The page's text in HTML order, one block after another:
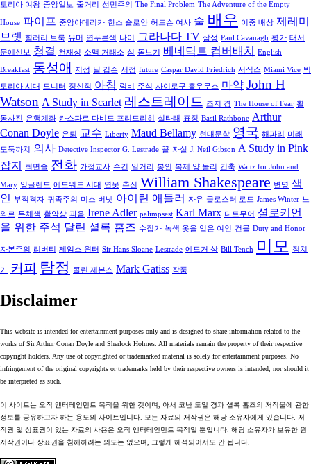
토리아 여왕 중앙일보 줄거리 선민주의 The Final Problem The Adventure of the Empty
House 파이프 중앙아메리카 한스 슬로안 허드슨 여사 술 배우 이중 배상 제레미
브랫 힐러리 브룩 유머 연푸른색 나이 그라나다 TV 삼성 Paul Cavanagh 평가 태서
문예신보
청결 천재성 소맥 거래소 섬 돋보기 베네딕트 컴버배치 English
Breakfast 동성애 지성 닐 깁슨 서점 future Caspar David Friedrich 서식스 Miami Vice 빅
토리아 시대 모니터 정신적 아침 럭비 주석 사이로구 홀우무스 마약 John H
Watson A Study in Scarlet 레스트레이드 조지 경 The House of Fear 활
동사진
은행계좌 카스파르 다비드 프리드리히 실타래 표정 Basil Rathbone Arthur
Conan Doyle 은퇴 교수 Liberty Maud Bellamy 현대문학 영국 해파리
미래
도둑까치
의사 Detective Inspector G. Lestrade 끌 자살 J. Neil Gibson A Study in Pink
잡지
최면술 전화 가정교사 수건 일거리 봉인 복제 양 돌리 건축 Waltz for John and
Mary 잉글랜드 에드워드 시대 연못 추신 William Shakespeare 변명 색
인 부적격자 귀족주의 미스 버넷 아이린 애들러 자유 글로스터 로드 James Winter 느
와르 무채색 활약상 과음 Irene Adler palimpsest Karl Marx 다트무어
셜로키언
을 위한 주석 달린 셜록 홈즈 수집가 녹색 옷을 입은 여인 건물 Duty and Honor
자본주의 리버티 제임스 윈터 Sir Hans Sloane Lestrade 에드거 상 Bill Tench 미모 정치
가 커피 탐정 콜린 제본스 Mark Gatiss 작품
Disclaimer
This website is intended for entertainment purposes only and is designed to share information related to the
works of Sir Arthur Conan Doyle and Sherlock Holmes. All materials remain the property of their respective
copyright holders. Any use of copyrighted or trademarked material is solely for entertainment purposes. No
infringement of the original copyrights or trademarks held by their respective owners is intended, nor should it
be interpreted as such.
이 사이트는 오직 엔터테인먼트 목적을 위한 것이며, 아서 코난 도일 경과 셜록 홈즈의 저작물에 관한
정보를 공유하고자 하는 용도의 사이트입니다. 모든 자료의 저작권은 해당 소유자에게 있습니다. 저
작권 및 상표권이 있는 자료의 사용은 오직 엔터테인먼트 목적일 뿐입니다. 해당 소유자가 보유한 원
저작권이나 상표권을 침해하려는 의도는 없으며, 그렇게 해석되어서도 안 됩니다.